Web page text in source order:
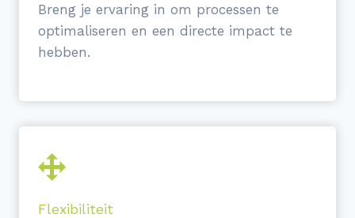
Breng je ervaring in om processen te
optimaliseren en een directe impact te
hebben.
Flexibiliteit